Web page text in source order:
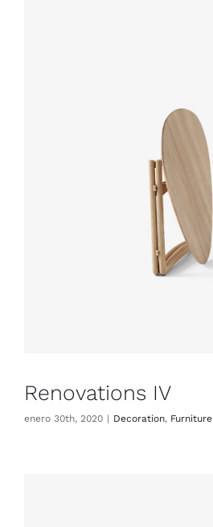
Renovations IV
enero 30th, 2020 | Decoration, Furniture